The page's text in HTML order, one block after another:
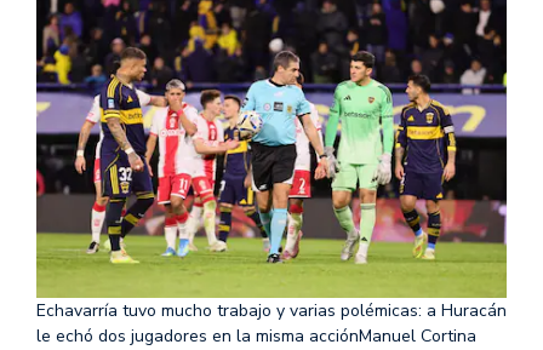
Echavarría tuvo mucho trabajo y varias polémicas: a Huracán
le echó dos jugadores en la misma acciónManuel Cortina